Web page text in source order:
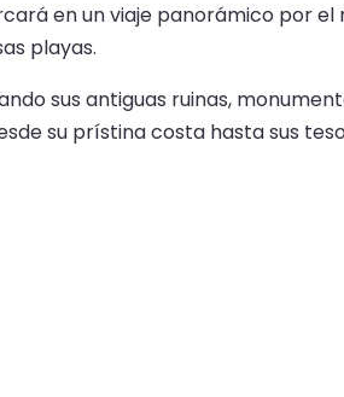
en un viaje panorámico por
playas.
sus antiguas ruinas,
su prístina costa hasta sus